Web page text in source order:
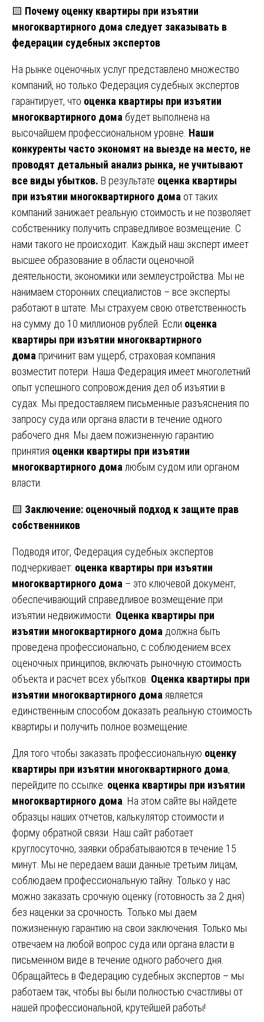
🟨 Почему оценку квартиры при изъятии
многоквартирного дома следует заказывать в
федерации судебных экспертов
На рынке оценочных услуг представлено множество
компаний, но только Федерация судебных экспертов
гарантирует, что оценка квартиры при изъятии
многоквартирного дома будет выполнена на
высочайшем профессиональном уровне. Наши
конкуренты часто экономят на выезде на место, не
проводят детальный анализ рынка, не учитывают
все виды убытков. В результате оценка квартиры
при изъятии многоквартирного дома от таких
компаний занижает реальную стоимость и не позволяет
собственнику получить справедливое возмещение. С
нами такого не происходит. Каждый наш эксперт имеет
высшее образование в области оценочной
деятельности, экономики или землеустройства. Мы не
нанимаем сторонних специалистов – все эксперты
работают в штате. Мы страхуем свою ответственность
на сумму до 10 миллионов рублей. Если оценка
квартиры при изъятии многоквартирного
дома причинит вам ущерб, страховая компания
возместит потери. Наша Федерация имеет многолетний
опыт успешного сопровождения дел об изъятии в
судах. Мы предоставляем письменные разъяснения по
запросу суда или органа власти в течение одного
рабочего дня. Мы даем пожизненную гарантию
принятия оценки квартиры при изъятии
многоквартирного дома любым судом или органом
власти.
🟨 Заключение: оценочный подход к защите прав
собственников
Подводя итог, Федерация судебных экспертов
подчеркивает: оценка квартиры при изъятии
многоквартирного дома – это ключевой документ,
обеспечивающий справедливое возмещение при
изъятии недвижимости. Оценка квартиры при
изъятии многоквартирного дома должна быть
проведена профессионально, с соблюдением всех
оценочных принципов, включать рыночную стоимость
объекта и расчет всех убытков. Оценка квартиры при
изъятии многоквартирного дома является
единственным способом доказать реальную стоимость
квартиры и получить полное возмещение.
Для того чтобы заказать профессиональную оценку
квартиры при изъятии многоквартирного дома,
перейдите по ссылке: оценка квартиры при изъятии
многоквартирного дома . На этом сайте вы найдете
образцы наших отчетов, калькулятор стоимости и
форму обратной связи. Наш сайт работает
круглосуточно, заявки обрабатываются в течение 15
минут. Мы не передаем ваши данные третьим лицам,
соблюдаем профессиональную тайну. Только у нас
можно заказать срочную оценку (готовность за 2 дня)
без наценки за срочность. Только мы даем
пожизненную гарантию на свои заключения. Только мы
отвечаем на любой вопрос суда или органа власти в
письменном виде в течение одного рабочего дня.
Обращайтесь в Федерацию судебных экспертов – мы
работаем так, чтобы вы были полностью счастливы от
нашей профессиональной, крутейшей работы!